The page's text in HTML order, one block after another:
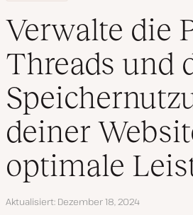
Kontakt
Verwalte die
Threads und
deiner
optimale
Aktualisiert Dezember 18, 2024